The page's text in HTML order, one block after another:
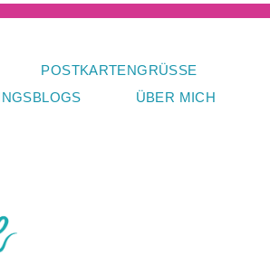
POSTKARTENGRÜSSE
ÜBER MICH